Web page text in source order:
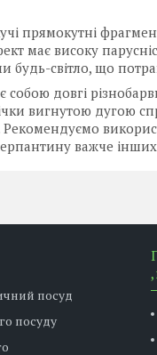
прямокутні
має високу
будь-світло, що
собою довгі
вигнутою дугою
Рекомендуємо
важче
посуд
посуду